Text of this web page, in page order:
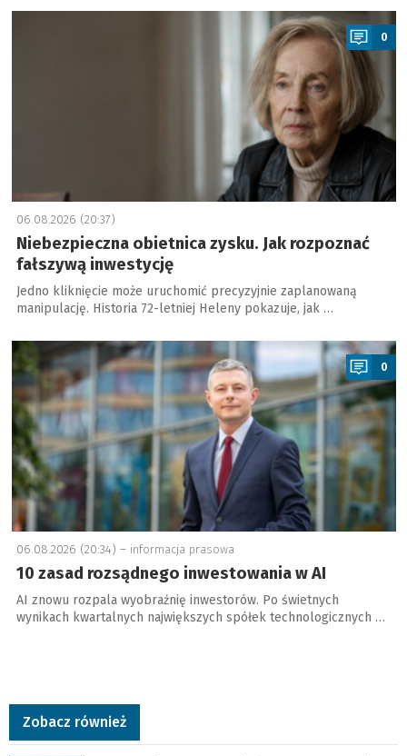
a
0
06.08.2026 (20:37)
Niebezpieczna obietnica zysku. Jak rozpoznać
fałszywą inwestycję
Jedno kliknięcie może uruchomić precyzyjnie zaplanowaną
manipulację. Historia 72-letniej Heleny pokazuje, jak …
a
0
06.08.2026 (20:34) – informacja prasowa
10 zasad rozsądnego inwestowania w AI
AI znowu rozpala wyobraźnię inwestorów. Po świetnych
wynikach kwartalnych największych spółek technologicznych …
Zobacz również